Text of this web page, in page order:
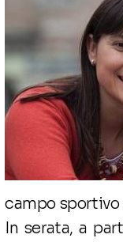
campo sportivo
In serata, a